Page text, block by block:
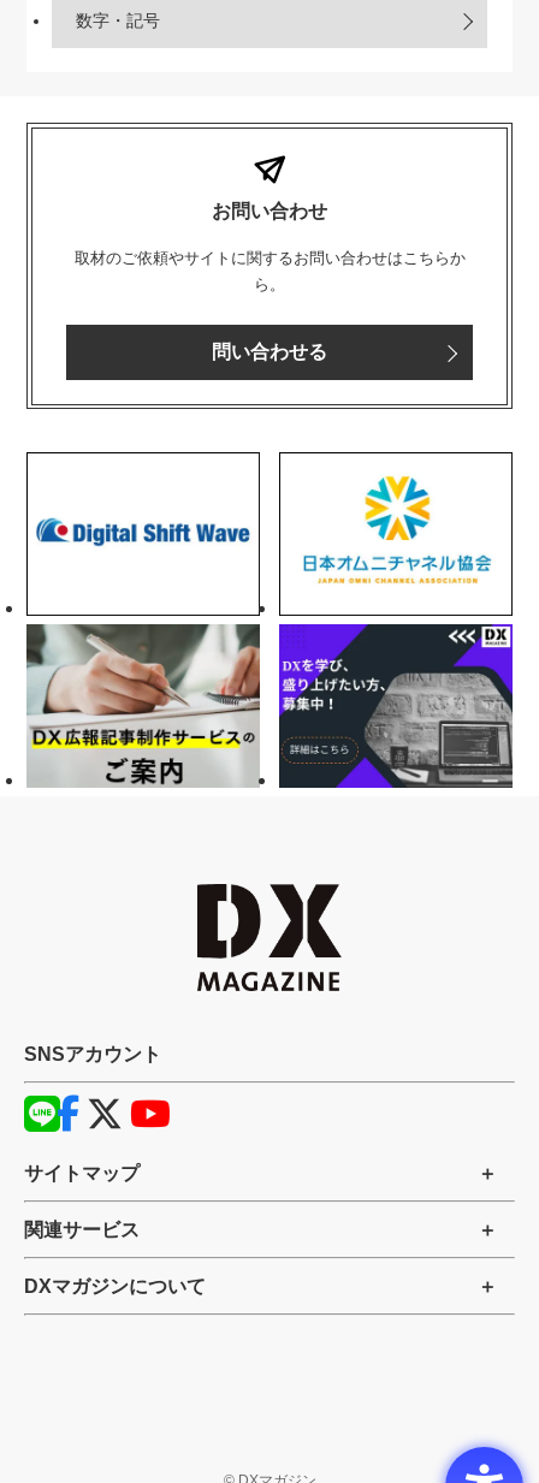
数字・記号
お問い合わせ
取材のご依頼やサイトに関するお問い合わせはこちらか
ら。
問い合わせる
SNSアカウント
サイトマップ
関連サービス
DXマガジンについて